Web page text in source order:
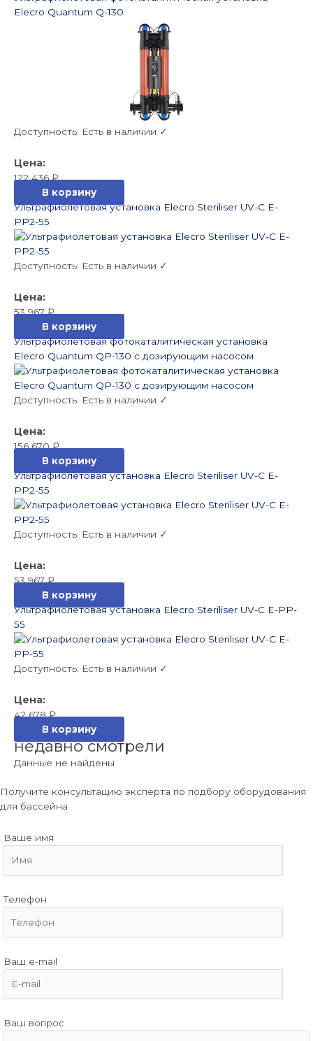
Elecro Quantum Q-130
Доступность: Есть в наличии ✓
122 436₽
В корзину
Ультрафиолетовая установка Elecro Steriliser UV-C E-
PP2-55
Доступность: Есть в наличии ✓
53 967₽
В корзину
Ультрафиолетовая фотокаталитическая установка
Elecro Quantum QP-130 с дозирующим насосом
Доступность: Есть в наличии ✓
156 670₽
В корзину
Ультрафиолетовая установка Elecro Steriliser UV-C E-
PP2-55
Доступность: Есть в наличии ✓
53 967₽
В корзину
Ультрафиолетовая установка Elecro Steriliser UV-C E-PP-
55
Доступность: Есть в наличии ✓
42 678₽
В корзину
недавно смотрели
Данные не найдены
Получите консультацию эксперта по подбору оборудования
для бассейна
Ваше имя
Телефон
Ваш e-mail
Ваш вопрос